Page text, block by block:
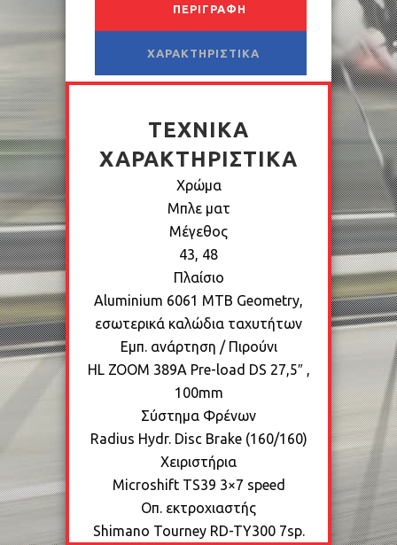
ΠΕΡΙΓΡΑΦΉ
ΧΑΡΑΚΤΗΡΙΣΤΙΚΆ
ΤΕΧΝΙΚΆ
ΧΑΡΑΚΤΗΡΙΣΤΙΚΆ
Χρώμα
Μπλε ματ
Μέγεθος
43, 48
Πλαίσιο
Aluminium 6061 MTB Geometry,
εσωτερικά καλώδια ταχυτήτων
Εμπ. ανάρτηση / Πιρούνι
ΗL ZOOM 389A Pre-load DS 27,5″ ,
100mm
Σύστημα Φρένων
Radius Hydr. Disc Brake (160/160)
Χειριστήρια
Microshift TS39 3×7 speed
Οπ. εκτροχιαστής
Shimano Tourney RD-TY300 7sp.